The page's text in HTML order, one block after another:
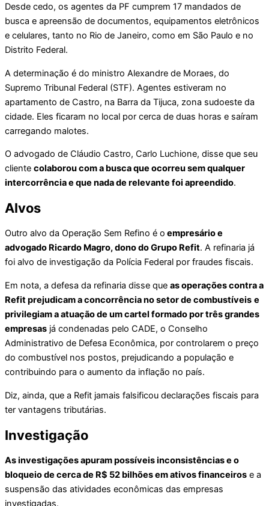
Desde cedo, os agentes da PF cumprem 17 mandados de
busca e apreensão de documentos, equipamentos eletrônicos
e celulares, tanto no Rio de Janeiro, como em São Paulo e no
Distrito Federal.
A determinação é do ministro Alexandre de Moraes, do
Supremo Tribunal Federal (STF). Agentes estiveram no
apartamento de Castro, na Barra da Tijuca, zona sudoeste da
cidade. Eles ficaram no local por cerca de duas horas e saíram
carregando malotes.
O advogado de Cláudio Castro, Carlo Luchione, disse que seu
cliente colaborou com a busca que ocorreu sem qualquer
intercorrência e que nada de relevante foi apreendido.
Alvos
Outro alvo da Operação Sem Refino é o empresário e
advogado Ricardo Magro, dono do Grupo Refit. A refinaria já
foi alvo de investigação da Polícia Federal por fraudes fiscais.
Em nota, a defesa da refinaria disse que as operações contra a
Refit prejudicam a concorrência no setor de combustíveis e
privilegiam a atuação de um cartel formado por três grandes
empresas já condenadas pelo CADE, o Conselho
Administrativo de Defesa Econômica, por controlarem o preço
do combustível nos postos, prejudicando a população e
contribuindo para o aumento da inflação no país.
Diz, ainda, que a Refit jamais falsificou declarações fiscais para
ter vantagens tributárias.
Investigação
As investigações apuram possíveis inconsistências e o
bloqueio de cerca de R$ 52 bilhões em ativos financeiros e a
suspensão das atividades econômicas das empresas
investigadas.